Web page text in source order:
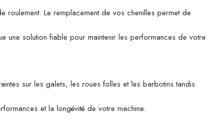
roulement. Le remplacement de vos chenilles permet de
une solution fiable pour maintenir les performances de votre
sur les galets, les roues folles et les barbotins tandis
et la longévité de votre machine.